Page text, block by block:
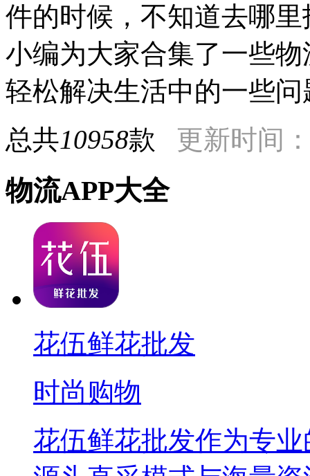
件的时候，不知道去哪
小编为大家合集了一些
轻松解决生活中的一些
总共10958款 更新时间
物流APP大全
花伍鲜花批发
时尚购物
花伍鲜花批发作为专